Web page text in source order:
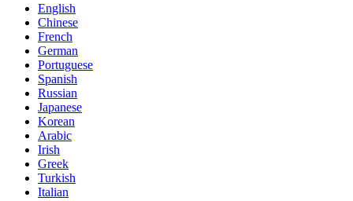
English
Chinese
French
German
Portuguese
Spanish
Russian
Japanese
Korean
Arabic
Irish
Greek
Turkish
Italian